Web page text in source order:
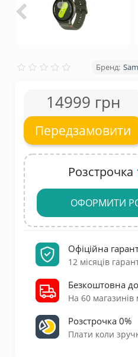
14999 грн
Передзамовити
Розстрочка
ОФОРМИТИ
Офіційна
12 місяців
Безкоштовна
На 60 магазинів
Розстрочка 0%
Плати коли